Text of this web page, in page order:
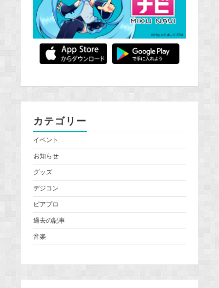
カテゴリー
イベント
お知らせ
グッズ
デジコン
ピアプロ
過去の記事
音楽